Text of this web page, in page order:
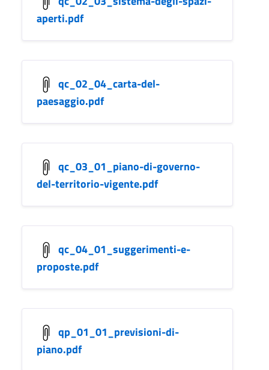
aperti.pdf
qc_02_04_carta-del-
paesaggio.pdf
qc_03_01_piano-di-governo-
del-territorio-vigente.pdf
qc_04_01_suggerimenti-e-
proposte.pdf
qp_01_01_previsioni-di-
piano.pdf